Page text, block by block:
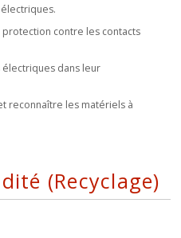
contre les contacts
dans leur
reconnaître les matériels à
(Recyclage)